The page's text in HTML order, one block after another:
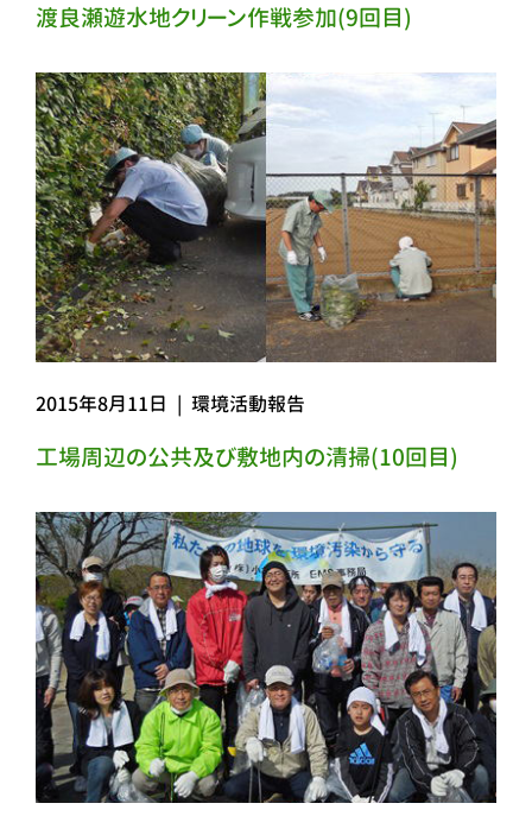
渡良瀬遊水地クリーン作戦参加(9回目)
2015年8月11日 | 環境活動報告
工場周辺の公共及び敷地内の清掃(10回目)